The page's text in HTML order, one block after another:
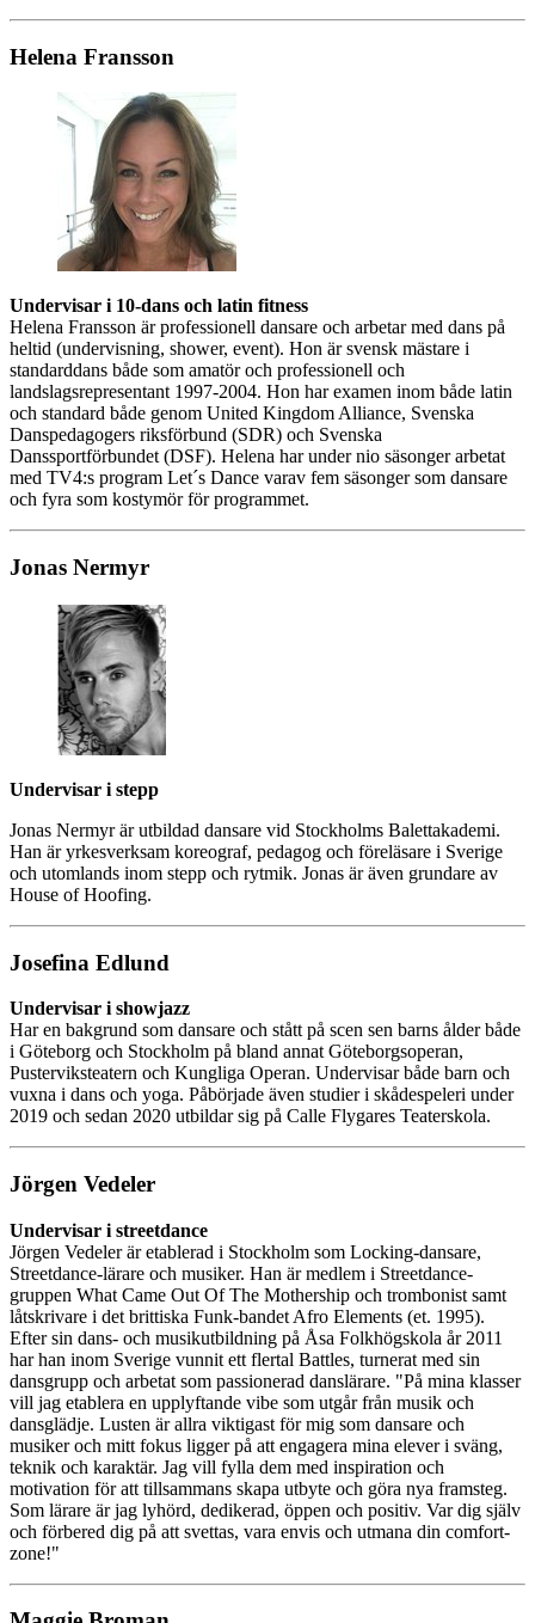
Helena Fransson
Undervisar i 10-dans och latin fitness
Helena Fransson är professionell dansare och arbetar med dans på
heltid (undervisning, shower, event). Hon är svensk mästare i
standarddans både som amatör och professionell och
landslagsrepresentant 1997-2004. Hon har examen inom både latin
och standard både genom United Kingdom Alliance, Svenska
Danspedagogers riksförbund (SDR) och Svenska
Danssportförbundet (DSF). Helena har under nio säsonger arbetat
med TV4:s program Let´s Dance varav fem säsonger som dansare
och fyra som kostymör för programmet.
Jonas Nermyr
Undervisar i stepp
Jonas Nermyr är utbildad dansare vid Stockholms Balettakademi.
Han är yrkesverksam koreograf, pedagog och föreläsare i Sverige
och utomlands inom stepp och rytmik. Jonas är även grundare av
House of Hoofing.
Josefina Edlund
Undervisar i showjazz
Har en bakgrund som dansare och stått på scen sen barns ålder både
i Göteborg och Stockholm på bland annat Göteborgsoperan,
Pusterviksteatern och Kungliga Operan. Undervisar både barn och
vuxna i dans och yoga. Påbörjade även studier i skådespeleri under
2019 och sedan 2020 utbildar sig på Calle Flygares Teaterskola.
Jörgen Vedeler
Undervisar i streetdance
Jörgen Vedeler är etablerad i Stockholm som Locking-dansare,
Streetdance-lärare och musiker. Han är medlem i Streetdance-
gruppen What Came Out Of The Mothership och trombonist samt
låtskrivare i det brittiska Funk-bandet Afro Elements (et. 1995).
Efter sin dans- och musikutbildning på Åsa Folkhögskola år 2011
har han inom Sverige vunnit ett flertal Battles, turnerat med sin
dansgrupp och arbetat som passionerad danslärare. "På mina klasser
vill jag etablera en upplyftande vibe som utgår från musik och
dansglädje. Lusten är allra viktigast för mig som dansare och
musiker och mitt fokus ligger på att engagera mina elever i sväng,
teknik och karaktär. Jag vill fylla dem med inspiration och
motivation för att tillsammans skapa utbyte och göra nya framsteg.
Som lärare är jag lyhörd, dedikerad, öppen och positiv. Var dig själv
och förbered dig på att svettas, vara envis och utmana din comfort-
zone!"